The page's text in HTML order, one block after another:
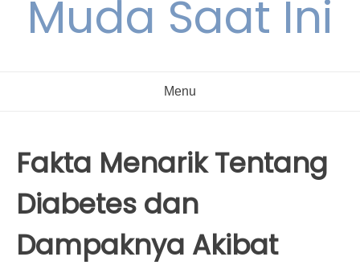
Muda Saat Ini
Menu
Fakta Menarik Tentang
Diabetes dan
Dampaknya Akibat